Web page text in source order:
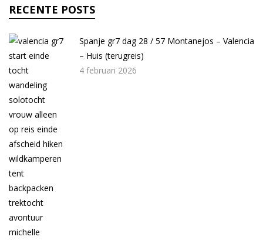
RECENTE POSTS
Spanje gr7 dag 28 / 57 Montanejos – Valencia
– Huis (terugreis)
4 februari 2026